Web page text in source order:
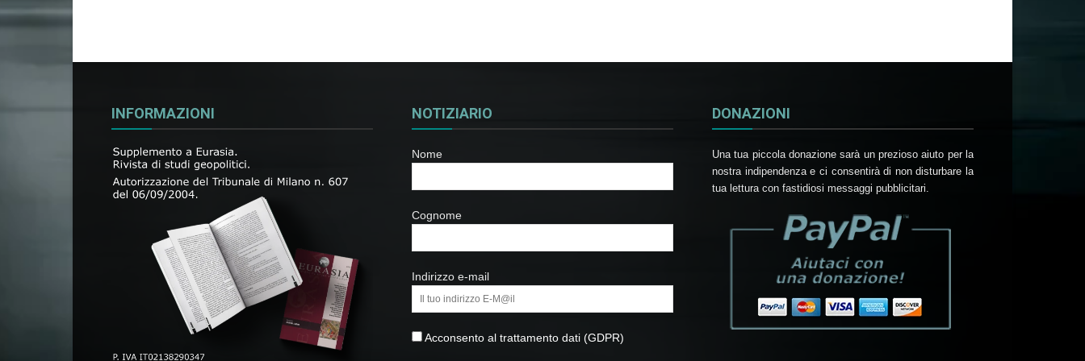
INFORMAZIONI NOTIZIARIO
Nome
Cognome
Indirizzo e-mail
Acconsento al trattamento dati (GDPR)
DONAZIONI
Una tua piccola donazione sarà un prezioso aiuto per la
nostra indipendenza e ci consentirà di non disturbare la
tua lettura con fastidiosi messaggi pubblicitari.